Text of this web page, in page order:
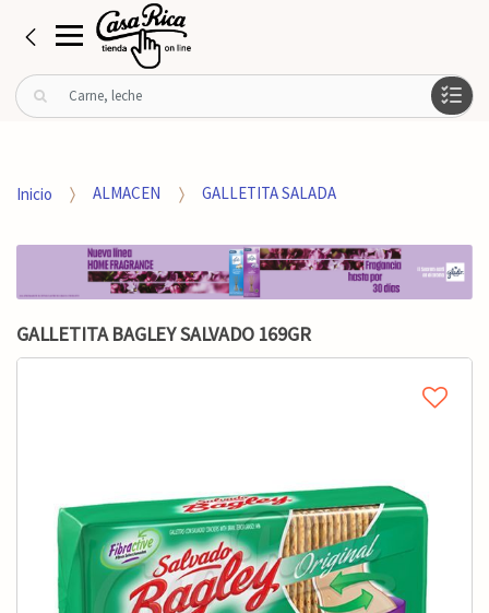
B
u
r
o
Inicio ALMACEN GALLETITA SALADA
GALLETITA BAGLEY SALVADO 169GR